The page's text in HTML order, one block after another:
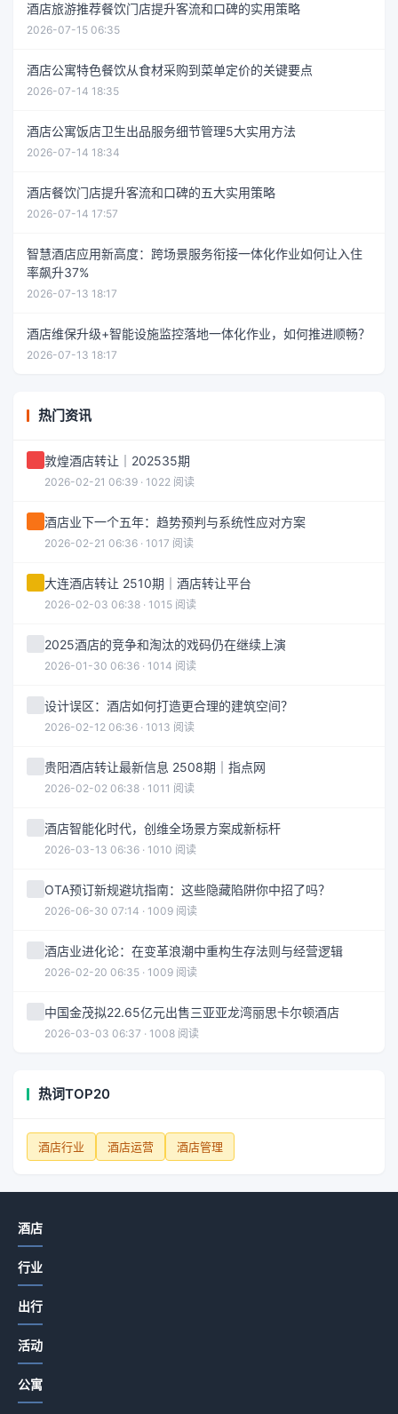
酒店旅游推荐餐饮门店提升客流和口碑的实用策略
2026-07-15 06:35
酒店公寓特色餐饮从食材采购到菜单定价的关键要点
2026-07-14 18:35
酒店公寓饭店卫生出品服务细节管理5大实用方法
2026-07-14 18:34
酒店餐饮门店提升客流和口碑的五大实用策略
2026-07-14 17:57
智慧酒店应用新高度：跨场景服务衔接一体化作业如何让入住
率飙升37%
2026-07-13 18:17
酒店维保升级+智能设施监控落地一体化作业，如何推进顺畅？
2026-07-13 18:17
热门资讯
敦煌酒店转让｜202535期
2026-02-21 06:39 · 1022 阅读
酒店业下一个五年：趋势预判与系统性应对方案
2026-02-21 06:36 · 1017 阅读
大连酒店转让 2510期｜酒店转让平台
2026-02-03 06:38 · 1015 阅读
2025酒店的竞争和淘汰的戏码仍在继续上演
2026-01-30 06:36 · 1014 阅读
设计误区：酒店如何打造更合理的建筑空间？
2026-02-12 06:36 · 1013 阅读
贵阳酒店转让最新信息 2508期｜指点网
2026-02-02 06:38 · 1011 阅读
酒店智能化时代，创维全场景方案成新标杆
2026-03-13 06:36 · 1010 阅读
OTA预订新规避坑指南：这些隐藏陷阱你中招了吗？
2026-06-30 07:14 · 1009 阅读
酒店业进化论：在变革浪潮中重构生存法则与经营逻辑
2026-02-20 06:35 · 1009 阅读
中国金茂拟22.65亿元出售三亚亚龙湾丽思卡尔顿酒店
2026-03-03 06:37 · 1008 阅读
热词TOP20
酒店行业 酒店运营 酒店管理
酒店
行业
出行
活动
公寓